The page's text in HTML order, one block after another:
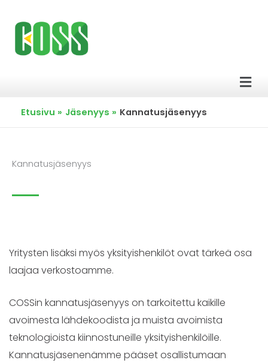
sisältöön
Etusivu Jäsenyys Kannatusjäsenyys
Kannatusjäsenyys
Yritysten lisäksi myös yksityishenkilöt ovat tärkeä osa
laajaa verkostoamme.
COSSin kannatusjäsenyys on tarkoitettu kaikille
avoimesta lähdekoodista ja muista avoimista
teknologioista kiinnostuneille yksityishenkilöille.
Kannatusjäsenenämme pääset osallistumaan